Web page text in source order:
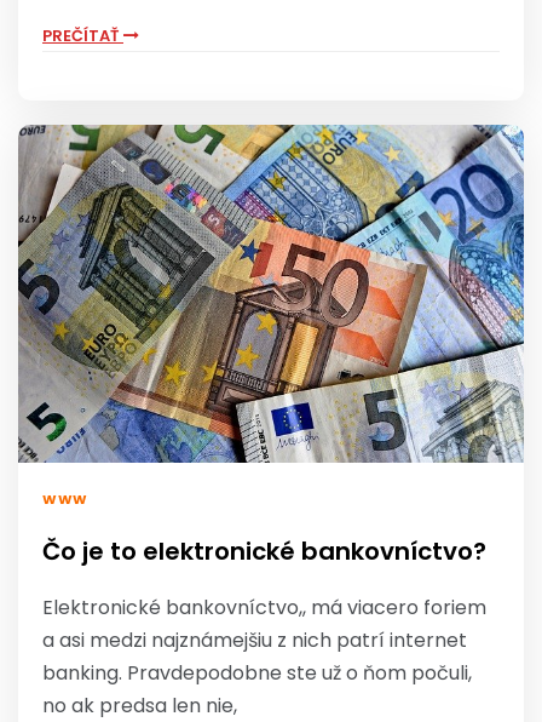
PREČÍTAŤ
WWW
Čo je to elektronické bankovníctvo?
Elektronické bankovníctvo,, má viacero foriem
a asi medzi najznámejšiu z nich patrí internet
banking. Pravdepodobne ste už o ňom počuli,
no ak predsa len nie,